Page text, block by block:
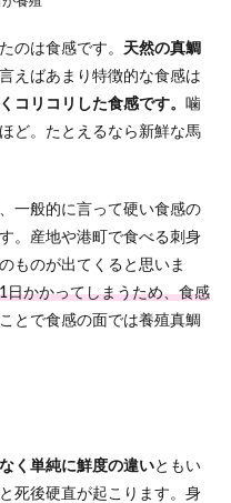
のは食感です。 天然の真鯛
えばあまり特徴的な食感は
コリコリした食感です。 噛
ど。たとえるなら新鮮な馬
一般的に言って硬い食感の
。産地や港町で食べる刺身
ものが出てくると思いま
日かかってしまうため、食感
とで食感の面では養殖真鯛
く単純に鮮度の違いともい
死後硬直が起こります。身